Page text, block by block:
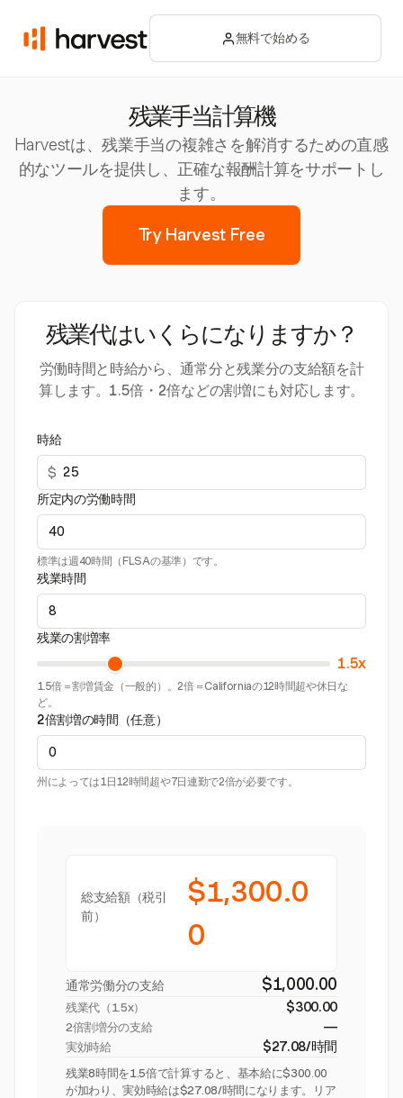
無料で始める
残業手当計算機
Harvestは、残業手当の複雑さを解消するための直感
的なツールを提供し、正確な報酬計算をサポートし
ます。
Try Harvest Free
残業代はいくらになりますか？
労働時間と時給から、通常分と残業分の支給額を計
算します。1.5倍・2倍などの割増にも対応します。
時給
$
所定内の労働時間
標準は週40時間（FLSAの基準）です。
残業時間
残業の割増率
1.5x
1.5倍＝割増賃金（一般的）。2倍＝Californiaの12時間超や休日な
ど。
2倍割増の時間（任意）
州によっては1日12時間超や7日連勤で2倍が必要です。
総支給額（税引
前）
$1,300.0
0
通常労働分の支給 $1,000.00
残業代（ 1.5x） $300.00
2倍割増分の支給 —
実効時給 $27.08/時間
残業8時間を1.5倍で計算すると、基本給に$300.00
が加わり、実効時給は$27.08/時間になります。リア